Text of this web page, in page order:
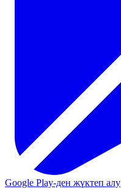
Google Play-ден жүктеп алу